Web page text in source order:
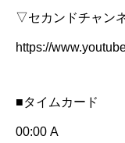
▽セカンドチャン
https://
■タイムカード
00:00 A